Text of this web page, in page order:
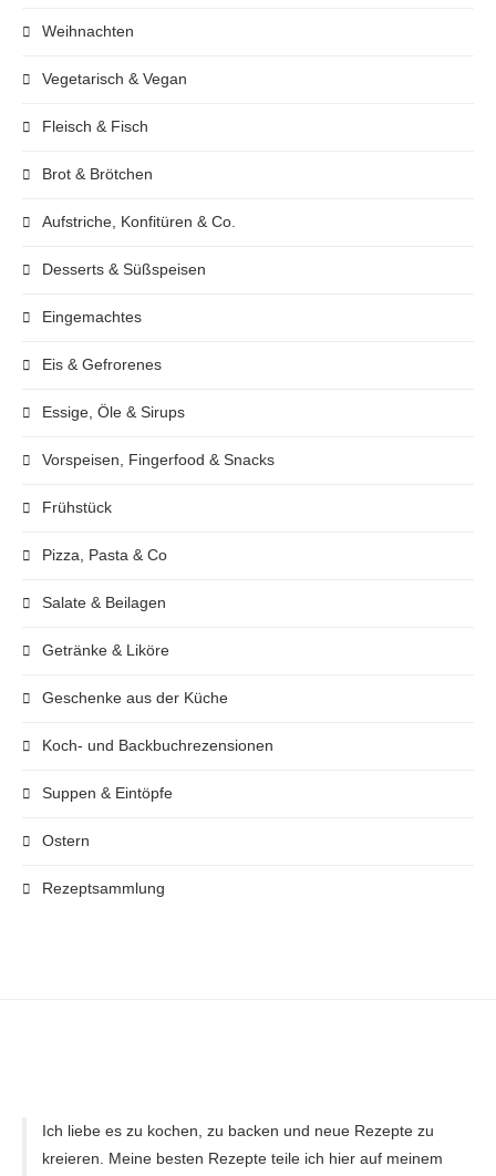
Weihnachten
Vegetarisch & Vegan
Fleisch & Fisch
Brot & Brötchen
Aufstriche, Konfitüren & Co.
Desserts & Süßspeisen
Eingemachtes
Eis & Gefrorenes
Essige, Öle & Sirups
Vorspeisen, Fingerfood & Snacks
Frühstück
Pizza, Pasta & Co
Salate & Beilagen
Getränke & Liköre
Geschenke aus der Küche
Koch- und Backbuchrezensionen
Suppen & Eintöpfe
Ostern
Rezeptsammlung
Ich liebe es zu kochen, zu backen und neue Rezepte zu
kreieren. Meine besten Rezepte teile ich hier auf meinem